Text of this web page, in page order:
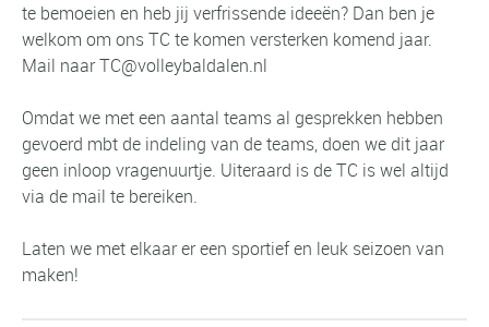
te bemoeien en heb jij verfrissende ideeën? Dan ben je
welkom om ons TC te komen versterken komend jaar.
Mail naarTC@volleybaldalen.nl
Omdat we met een aantal teams al gesprekken hebben
gevoerd mbt de indeling van de teams, doen we dit jaar
geen inloop vragenuurtje. Uiteraard is de TC is wel altijd
via de mail te bereiken.
Laten we met elkaar er een sportief en leuk seizoen van
maken!